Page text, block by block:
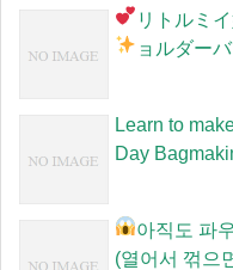
リトルミ
ョルダー
Learn to
Day
아직도 파
(열어서 꺾으